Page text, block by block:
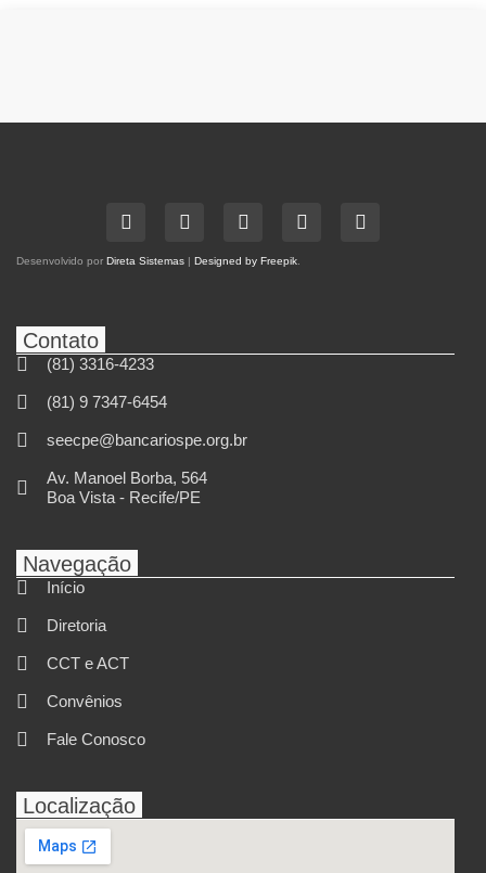
Desenvolvido por Direta Sistemas | Designed by Freepik
Contato
(81) 3316-4233
(81) 9 7347-6454
seecpe@bancariospe.org.br
Av. Manoel Borba, 564
Boa Vista - Recife/PE
Navegação
Início
Diretoria
CCT e ACT
Convênios
Fale Conosco
Localização